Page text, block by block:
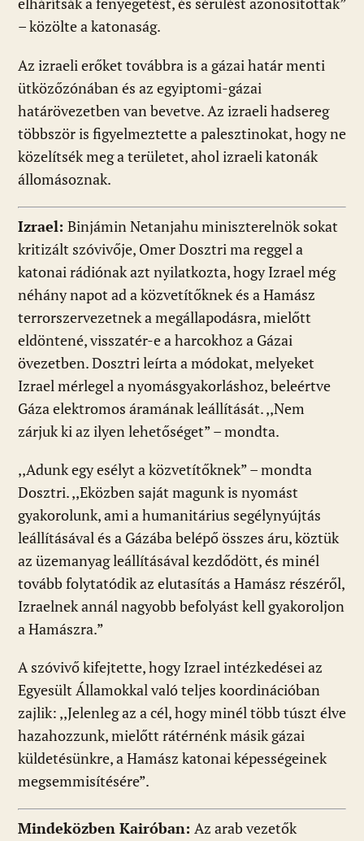
elhárítsák a fenyegetést, és sérülést azonosítottak”
– közölte a katonaság.
Az izraeli erőket továbbra is a gázai határ menti
ütközőzónában és az egyiptomi-gázai
határövezetben van bevetve. Az izraeli hadsereg
többször is figyelmeztette a palesztinokat, hogy ne
közelítsék meg a területet, ahol izraeli katonák
állomásoznak.
Izrael: Binjámin Netanjahu miniszterelnök sokat
kritizált szóvivője, Omer Dosztri ma reggel a
katonai rádiónak azt nyilatkozta, hogy Izrael még
néhány napot ad a közvetítőknek és a Hamász
terrorszervezetnek a megállapodásra, mielőtt
eldöntené, visszatér-e a harcokhoz a Gázai
övezetben. Dosztri leírta a módokat, melyeket
Izrael mérlegel a nyomásgyakorláshoz, beleértve
Gáza elektromos áramának leállítását. ,,Nem
zárjuk ki az ilyen lehetőséget” – mondta.
,,Adunk egy esélyt a közvetítőknek” – mondta
Dosztri. ,,Eközben saját magunk is nyomást
gyakorolunk, ami a humanitárius segélynyújtás
leállításával és a Gázába belépő összes áru, köztük
az üzemanyag leállításával kezdődött, és minél
tovább folytatódik az elutasítás a Hamász részéről,
Izraelnek annál nagyobb befolyást kell gyakoroljon
a Hamászra.”
A szóvivő kifejtette, hogy Izrael intézkedései az
Egyesült Államokkal való teljes koordinációban
zajlik: ,,Jelenleg az a cél, hogy minél több túszt élve
hazahozzunk, mielőtt rátérnénk másik gázai
küldetésünkre, a Hamász katonai képességeinek
megsemmisítésére”.
Mindeközben Kairóban: Az arab vezetők